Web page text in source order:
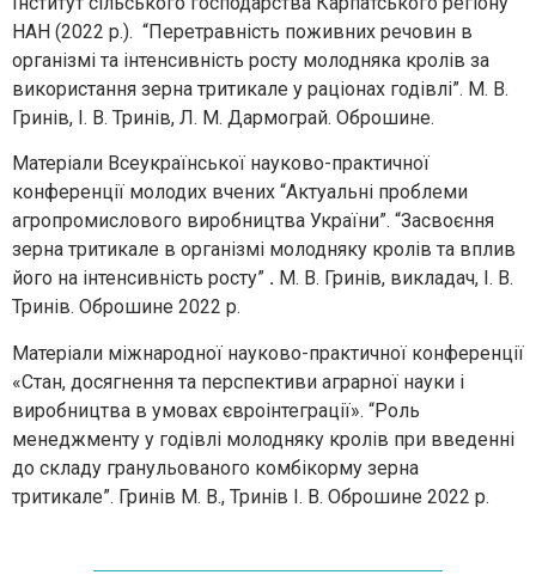
НАН (2022 р.). “Перетравність поживних речовин в
організмі та інтенсивність росту молодняка кролів за
використання зерна тритикале у раціонах годівлі”. М. В.
Гринів, І. В. Тринів, Л. М. Дармограй. Оброшине.
Матеріали Всеукраїнської науково-практичної
конференції молодих вчених “Актуальні проблеми
агропромислового виробництва України”. “Засвоєння
зерна тритикале в організмі молодняку кролів та вплив
його на інтенсивність росту” . М. В. Гринів, викладач, І. В.
Тринів. Оброшине 2022 р.
Матеріали міжнародної науково-практичної конференції
«Стан, досягнення та перспективи аграрної науки і
виробництва в умовах євроінтеграції». “Роль
менеджменту у годівлі молодняку кролів при введенні
до складу гранульованого комбікорму зерна
тритикале”. Гринів М. В., Тринів І. В. Оброшине 2022 р.